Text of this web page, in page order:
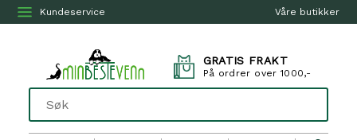
Våre butikker
Kundeservice
GRATIS FRAKT
På ordrer over 1000,-